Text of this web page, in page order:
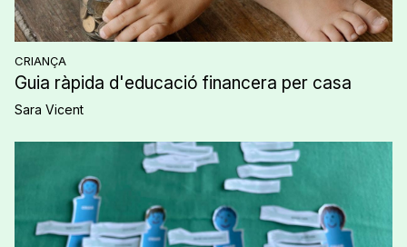
CRIANÇA
Guia ràpida d'educació financera per casa
Sara Vicent